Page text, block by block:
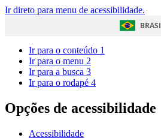
Ir direto para menu de acessibilidade.
Ir para o conteúdo 1
Ir para o menu 2
Ir para a busca 3
Ir para o rodapé 4
Opções de acessibilidade
Acessibilidade